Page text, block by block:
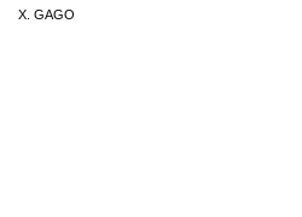
X. GAGO